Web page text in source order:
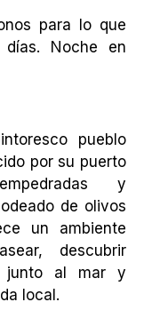
para lo que
Noche en
pueblo
por su puerto
y
de olivos
un ambiente
descubrir
junto al mar y
local.